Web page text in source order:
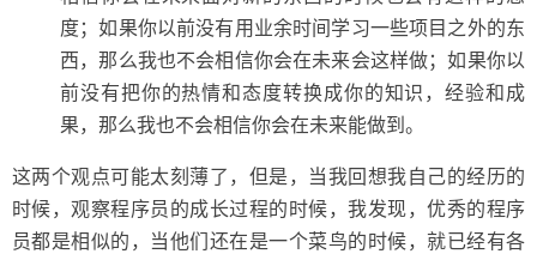
度；如果你以前没有用业余时间学习一些项目之外的东
西，那么我也不会相信你会在未来会这样做；如果你以
前没有把你的热情和态度转换成你的知识，经验和成
果，那么我也不会相信你会在未来能做到。
这两个观点可能太刻薄了，但是，当我回想我自己的经历的
时候，观察程序员的成长过程的时候，我发现，优秀的程序
员都是相似的，当他们还在是一个菜鸟的时候，就已经有各